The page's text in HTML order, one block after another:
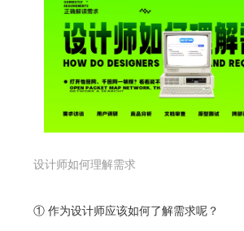
设计师如何理解需求
① 作为设计师应该如何了解需求呢？